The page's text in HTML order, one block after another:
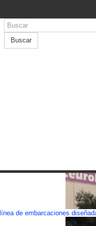
Buscar
de embarcaciones